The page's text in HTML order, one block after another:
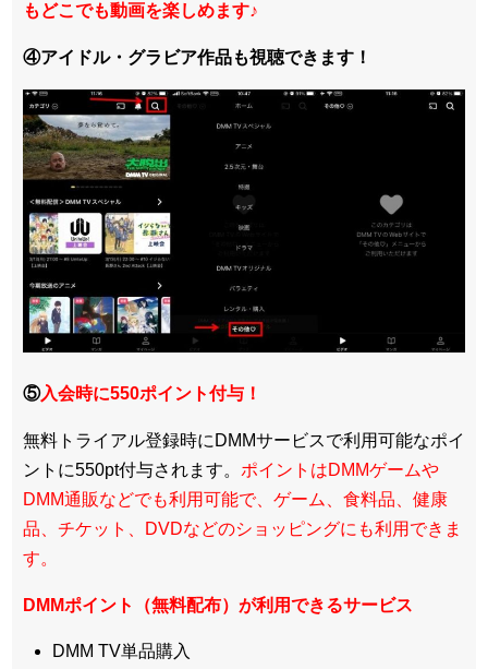
もどこでも動画を楽しめます♪
④アイドル・グラビア作品も視聴できます！
⑤入会時に550ポイント付与！
無料トライアル登録時にDMMサービスで利用可能なポイ
ントに550pt付与されます。 ポイントはDMMゲームや
DMM通販などでも利用可能で、ゲーム、食料品、健康
品、チケット、DVDなどのショッピングにも利用できま
す。
DMMポイント（無料配布）が利用できるサービス
DMM TV単品購入